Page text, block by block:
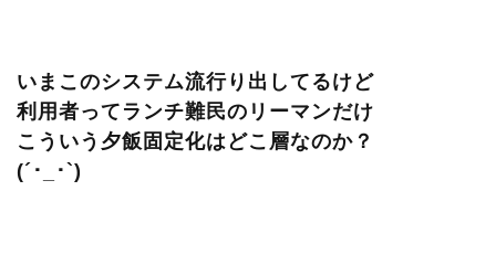
いまこのシステム流行り出してるけど
利用者ってランチ難民のリーマンだけ
こういう夕飯固定化はどこ層なのか？
(´･_･`)